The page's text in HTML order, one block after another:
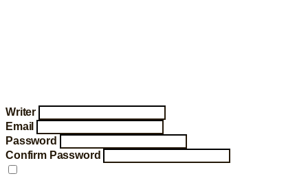
Writer
Email
Password
Confirm Password